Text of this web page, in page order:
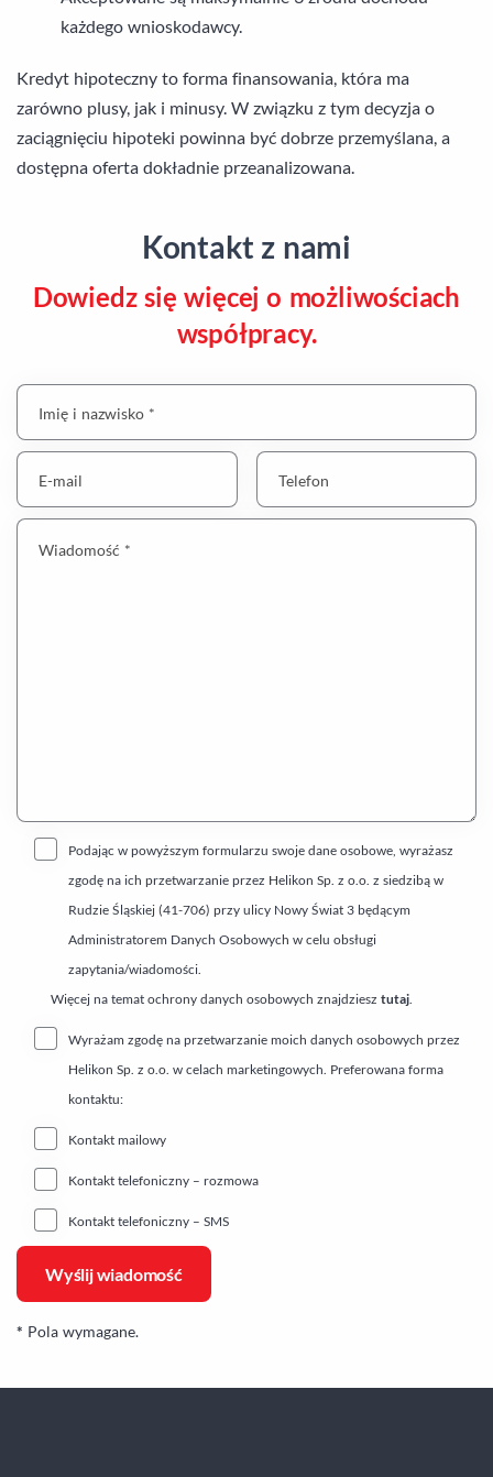
każdego wnioskodawcy.
Kredyt hipoteczny to forma finansowania, która ma
zarówno plusy, jak i minusy. W związku z tym decyzja o
zaciągnięciu hipoteki powinna być dobrze przemyślana, a
dostępna oferta dokładnie przeanalizowana.
Kontakt z nami
Dowiedz się więcej o możliwościach
współpracy.
Imię i nazwisko *
E-mail Telefon
Wiadomość *
Podając w powyższym formularzu swoje dane osobowe, wyrażasz
zgodę na ich przetwarzanie przez Helikon Sp. z o.o. z siedzibą w
Rudzie Śląskiej (41-706) przy ulicy Nowy Świat 3 będącym
Administratorem Danych Osobowych w celu obsługi
zapytania/wiadomości.
Więcej na temat ochrony danych osobowych znajdziesz tutaj.
Wyrażam zgodę na przetwarzanie moich danych osobowych przez
Helikon Sp. z o.o. w celach marketingowych. Preferowana forma
kontaktu:
Kontakt mailowy
Kontakt telefoniczny – rozmowa
Kontakt telefoniczny – SMS
* Pola wymagane.